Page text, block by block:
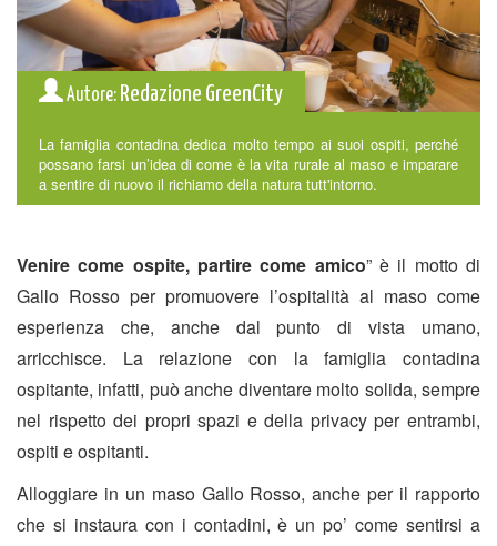
Autore: Redazione GreenCity
La famiglia contadina dedica molto tempo ai suoi ospiti, perché
possano farsi un’idea di come è la vita rurale al maso e imparare
a sentire di nuovo il richiamo della natura tutt'intorno.
Venire come ospite, partire come amico” è il motto di
Gallo Rosso per promuovere l’ospitalità al maso come
esperienza che, anche dal punto di vista umano,
arricchisce. La relazione con la famiglia contadina
ospitante, infatti, può anche diventare molto solida, sempre
nel rispetto dei propri spazi e della privacy per entrambi,
ospiti e ospitanti.
Alloggiare in un maso Gallo Rosso, anche per il rapporto
che si instaura con i contadini, è un po’ come sentirsi a